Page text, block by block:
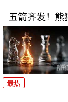
五箭齐发！熊
最热